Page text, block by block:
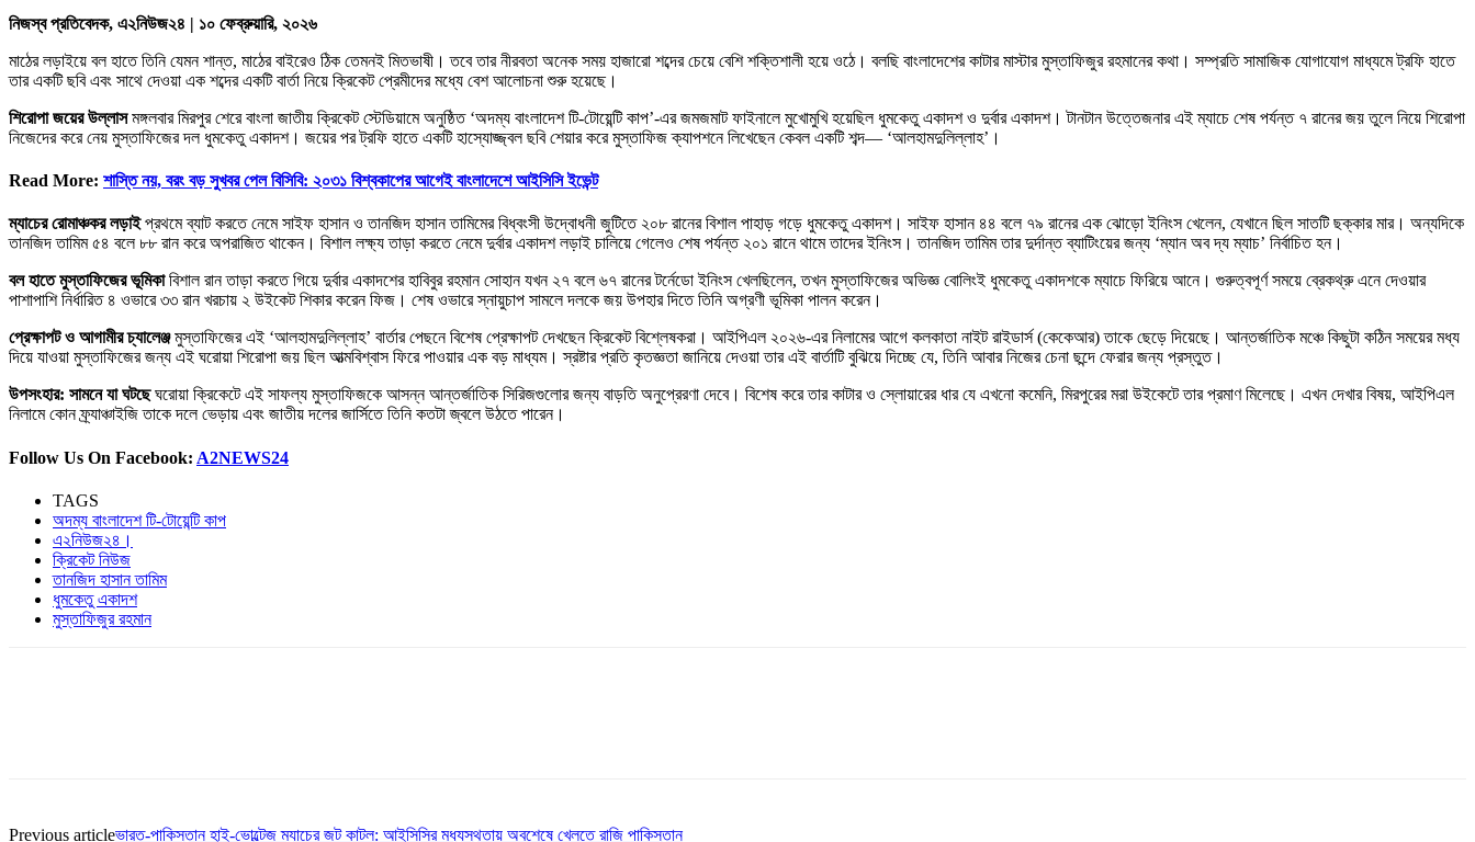
নিজস্ব প্রতিবেদক, এ২নিউজ২৪ | ১০ ফেব্রুয়ারি, ২০২৬
মাঠের লড়াইয়ে বল হাতে তিনি যেমন শান্ত, মাঠের বাইরেও ঠিক তেমনই মিতভাষী। তবে তার নীরবতা অনেক সময় হাজারো শব্দের চেয়ে বেশি শক্তিশালী হয়ে ওঠে। বলছি বাংলাদেশের কাটার মাস্টার মুস্তাফিজুর রহমানের কথা। সম্প্রতি সামাজিক যোগাযোগ মাধ্যমে ট্রফি হাতে
তার একটি ছবি এবং সাথে দেওয়া এক শব্দের একটি বার্তা নিয়ে ক্রিকেট প্রেমীদের মধ্যে বেশ আলোচনা শুরু হয়েছে।
শিরোপা জয়ের উল্লাসমঙ্গলবার মিরপুর শেরে বাংলা জাতীয় ক্রিকেট স্টেডিয়ামে অনুষ্ঠিত ‘অদম্য বাংলাদেশ টি-টোয়েন্টি কাপ’-এর জমজমাট ফাইনালে মুখোমুখি হয়েছিল ধুমকেতু একাদশ ও দুর্বার একাদশ। টানটান উত্তেজনার এই ম্যাচে শেষ পর্যন্ত ৭ রানের জয় তুলে নিয়ে শিরোপা
নিজেদের করে নেয় মুস্তাফিজের দল ধুমকেতু একাদশ। জয়ের পর ট্রফি হাতে একটি হাস্যোজ্জ্বল ছবি শেয়ার করে মুস্তাফিজ ক্যাপশনে লিখেছেন কেবল একটি শব্দ— ‘আলহামদুলিল্লাহ’।
Read More: শাস্তি নয়, বরং বড় সুখবর পেল বিসিবি: ২০৩১ বিশ্বকাপের আগেই বাংলাদেশে আইসিসি ইভেন্ট
ম্যাচের রোমাঞ্চকর লড়াইপ্রথমে ব্যাট করতে নেমে সাইফ হাসান ও তানজিদ হাসান তামিমের বিধ্বংসী উদ্বোধনী জুটিতে ২০৮ রানের বিশাল পাহাড় গড়ে ধুমকেতু একাদশ। সাইফ হাসান ৪৪ বলে ৭৯ রানের এক ঝোড়ো ইনিংস খেলেন, যেখানে ছিল সাতটি ছক্কার মার। অন্যদিকে
তানজিদ তামিম ৫৪ বলে ৮৮ রান করে অপরাজিত থাকেন। বিশাল লক্ষ্য তাড়া করতে নেমে দুর্বার একাদশ লড়াই চালিয়ে গেলেও শেষ পর্যন্ত ২০১ রানে থামে তাদের ইনিংস। তানজিদ তামিম তার দুর্দান্ত ব্যাটিংয়ের জন্য ‘ম্যান অব দ্য ম্যাচ’ নির্বাচিত হন।
বল হাতে মুস্তাফিজের ভূমিকাবিশাল রান তাড়া করতে গিয়ে দুর্বার একাদশের হাবিবুর রহমান সোহান যখন ২৭ বলে ৬৭ রানের টর্নেডো ইনিংস খেলছিলেন, তখন মুস্তাফিজের অভিজ্ঞ বোলিংই ধুমকেতু একাদশকে ম্যাচে ফিরিয়ে আনে। গুরুত্বপূর্ণ সময়ে ব্রেকথ্রু এনে দেওয়ার
পাশাপাশি নির্ধারিত ৪ ওভারে ৩৩ রান খরচায় ২ উইকেট শিকার করেন ফিজ। শেষ ওভারে স্নায়ুচাপ সামলে দলকে জয় উপহার দিতে তিনি অগ্রণী ভূমিকা পালন করেন।
প্রেক্ষাপট ও আগামীর চ্যালেঞ্জমুস্তাফিজের এই ‘আলহামদুলিল্লাহ’ বার্তার পেছনে বিশেষ প্রেক্ষাপট দেখছেন ক্রিকেট বিশ্লেষকরা। আইপিএল ২০২৬-এর নিলামের আগে কলকাতা নাইট রাইডার্স (কেকেআর) তাকে ছেড়ে দিয়েছে। আন্তর্জাতিক মঞ্চে কিছুটা কঠিন সময়ের মধ্য
দিয়ে যাওয়া মুস্তাফিজের জন্য এই ঘরোয়া শিরোপা জয় ছিল আত্মবিশ্বাস ফিরে পাওয়ার এক বড় মাধ্যম। স্রষ্টার প্রতি কৃতজ্ঞতা জানিয়ে দেওয়া তার এই বার্তাটি বুঝিয়ে দিচ্ছে যে, তিনি আবার নিজের চেনা ছন্দে ফেরার জন্য প্রস্তুত।
উপসংহার: সামনে যা ঘটছেঘরোয়া ক্রিকেটে এই সাফল্য মুস্তাফিজকে আসন্ন আন্তর্জাতিক সিরিজগুলোর জন্য বাড়তি অনুপ্রেরণা দেবে। বিশেষ করে তার কাটার ও স্লোয়ারের ধার যে এখনো কমেনি, মিরপুরের মরা উইকেটে তার প্রমাণ মিলেছে। এখন দেখার বিষয়, আইপিএল
নিলামে কোন ফ্র্যাঞ্চাইজি তাকে দলে ভেড়ায় এবং জাতীয় দলের জার্সিতে তিনি কতটা জ্বলে উঠতে পারেন।
Follow Us On Facebook: A2NEWS24
TAGS
অদম্য বাংলাদেশ টি-টোয়েন্টি কাপ
এ২নিউজ২৪।
ক্রিকেট নিউজ
তানজিদ হাসান তামিম
ধুমকেতু একাদশ
মুস্তাফিজুর রহমান
Previous articleভারত-পাকিস্তান হাই-ভোল্টেজ ম্যাচের জট কাটল: আইসিসির মধ্যস্থতায় অবশেষে খেলতে রাজি পাকিস্তান